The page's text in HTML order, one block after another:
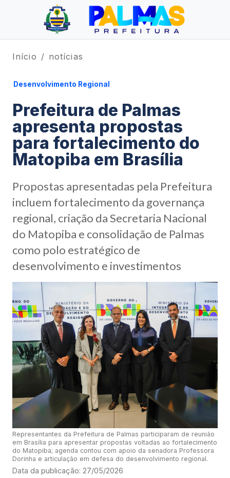
Início notícias
Desenvolvimento Regional
Prefeitura de Palmas
apresenta propostas
para fortalecimento do
Matopiba em Brasília
Propostas apresentadas pela Prefeitura
incluem fortalecimento da governança
regional, criação da Secretaria Nacional
do Matopiba e consolidação de Palmas
como polo estratégico de
desenvolvimento e investimentos
Representantes da Prefeitura de Palmas participaram de reunião
em Brasília para apresentar propostas voltadas ao fortalecimento
do Matopiba; agenda contou com apoio da senadora Professora
Dorinha e articulação em defesa do desenvolvimento regional.
Data da publicação: 27/05/2026